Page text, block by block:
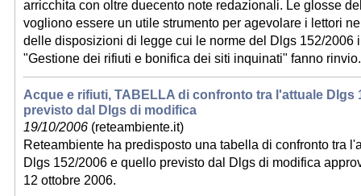
arricchita con oltre duecento note redazionali. Le glosse
vogliono essere un utile strumento per agevolare i lettori
delle disposizioni di legge cui le norme del Dlgs 152/2006
"Gestione dei rifiuti e bonifica dei siti inquinati" fanno rinvio.
Acque e rifiuti, TABELLA di confronto tra l'attuale Dlgs
previsto dal Dlgs di modifica
19/10/2006 (reteambiente.it)
Reteambiente ha predisposto una tabella di confronto tra
Dlgs 152/2006 e quello previsto dal Dlgs di modifica
12 ottobre 2006.